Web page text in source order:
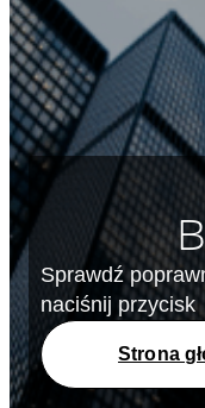
Sprawdź
naciśnij przycisk
Strona